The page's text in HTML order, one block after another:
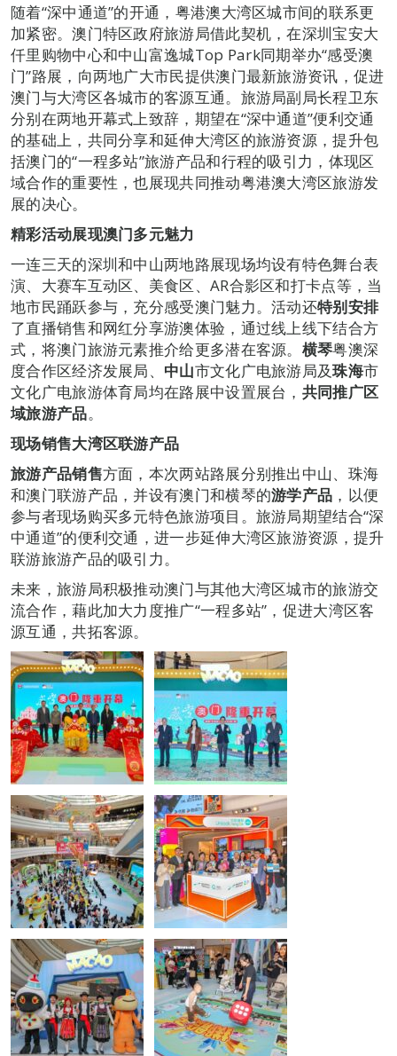
随着“深中通道”的开通，粤港澳大湾区城市间的联系更
加紧密。澳门特区政府旅游局借此契机，在深圳宝安大
仟里购物中心和中山富逸城Top Park同期举办“感受澳
门”路展，向两地广大市民提供澳门最新旅游资讯，促进
澳门与大湾区各城市的客源互通。旅游局副局长程卫东
分别在两地开幕式上致辞，期望在“深中通道”便利交通
的基础上，共同分享和延伸大湾区的旅游资源，提升包
括澳门的“一程多站”旅游产品和行程的吸引力，体现区
域合作的重要性，也展现共同推动粤港澳大湾区旅游发
展的决心。
精彩活动展现澳门多元魅力
一连三天的深圳和中山两地路展现场均设有特色舞台表
演、大赛车互动区、美食区、AR合影区和打卡点等，当
地市民踊跃参与，充分感受澳门魅力。活动还特别安排
了直播销售和网红分享游澳体验，通过线上线下结合方
式，将澳门旅游元素推介给更多潜在客源。 横琴粤澳深
度合作区经济发展局、 中山市文化广电旅游局及珠海市
文化广电旅游体育局均在路展中设置展台， 共同推广区
域旅游产品。
现场销售大湾区联游产品
旅游产品销售方面，本次两站路展分别推出中山、珠海
和澳门联游产品，并设有澳门和横琴的游学产品 ，以便
参与者现场购买多元特色旅游项目。旅游局期望结合“深
中通道”的便利交通，进一步延伸大湾区旅游资源，提升
联游旅游产品的吸引力。
未来，旅游局积极推动澳门与其他大湾区城市的旅游交
流合作，藉此加大力度推广“一程多站”，促进大湾区客
源互通，共拓客源。